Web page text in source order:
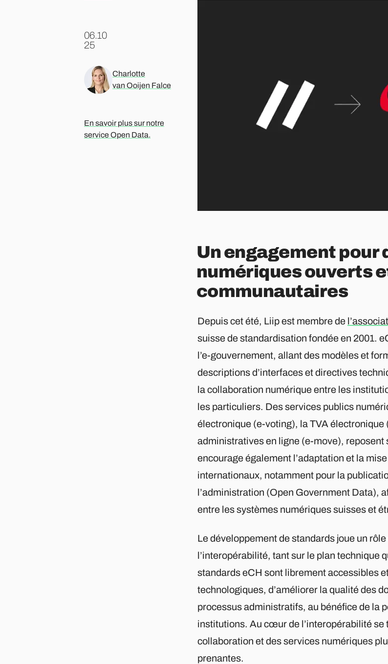
06.10
.25
Charlotte
van Ooijen Falce
En savoir plus sur notre
service Open Data.
Un engagement pour
numériques ouverts
communautaires
Depuis cet été, Liip est membre de
suisse de standardisation fondée en 2001.
l’e-gouvernement, allant des modèles et
descriptions d’interfaces et directives
la collaboration numérique entre les
les particuliers. Des services publics
électronique (e-voting), la TVA électronique
administratives en ligne (e-move), reposent
encourage également l’adaptation et la
internationaux, notamment pour la
l’administration (Open Government Data),
entre les systèmes numériques suisses et
Le développement de standards joue un
l’interopérabilité, tant sur le plan technique
standards eCH sont librement accessibles
technologiques, d’améliorer la qualité des
processus administratifs, au bénéfice de la
institutions. Au cœur de l’interopérabilité se
collaboration et des services numériques
prenantes.